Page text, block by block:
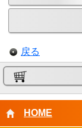
戻る
HOME